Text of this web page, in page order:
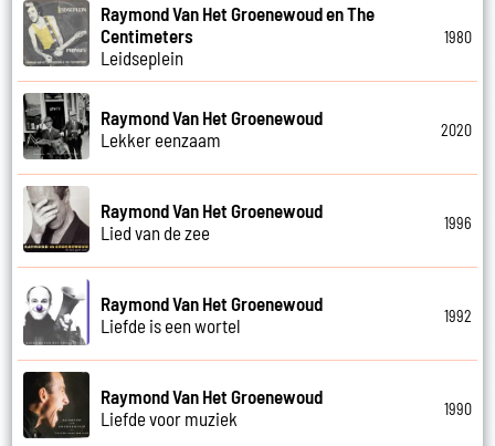
Raymond Van Het Groenewoud en The
Centimeters
Leidseplein
1980
Raymond Van Het Groenewoud
Lekker eenzaam
2020
Raymond Van Het Groenewoud
Lied van de zee
1996
Raymond Van Het Groenewoud
Liefde is een wortel
1992
Raymond Van Het Groenewoud
Liefde voor muziek
1990